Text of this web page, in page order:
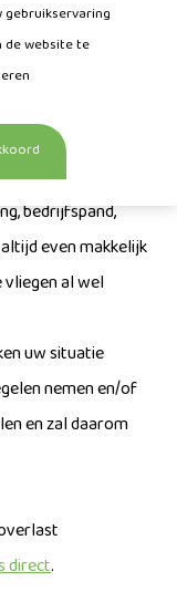
brengen ziektes
schade
bedrijfspand,
even makkelijk
al wel
uw situatie
nemen en/of
en zal daarom
direct.
gebruikservaring
de website te